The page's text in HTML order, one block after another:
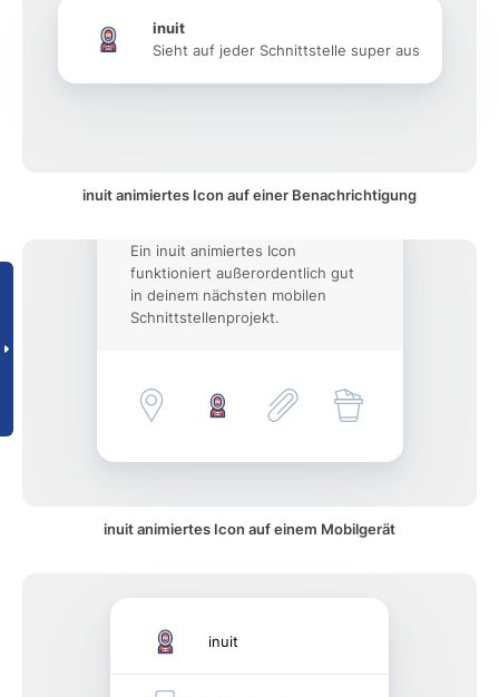
inuit
Sieht auf jeder Schnittstelle super aus
inuit animiertes Icon auf einer Benachrichtigung
Ein inuit animiertes Icon
funktioniert außerordentlich gut
in deinem nächsten mobilen
Schnittstellenprojekt.
inuit animiertes Icon auf einem Mobilgerät
inuit